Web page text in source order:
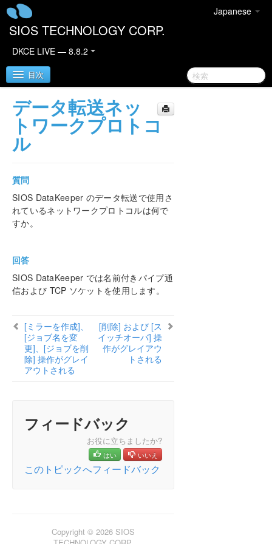
Japanese
SIOS TECHNOLOGY CORP.
DKCE LIVE — 8.8.2
目次
SIOS DataKeeper Cluster Edition
AWS で DataKeeper Cluster Edition をデプロイす
How to cluster SAP ASCS and ERS on Windows
複数の可用性ゾーン（AZ）にまたがるAzureでファイ
ル サーバー クラスターを構成する
DataKeeper Cluster Edition インストレーションガ
イド
テーション
ユーザインターフェース
コンポーネント
レプリケーションについて
構成
ユーザガイド
データ転送ネッ
トワークプロトコ
ル
質問
SIOS DataKeeper のデータ転送で使用さ
れているネットワークプロトコルは何で
すか。
回答
SIOS DataKeeper では名前付きパイプ通
信および TCP ソケットを使用します。
[ミラーを作成]、
[ジョブ名を変
更]、[ジョブを削
除] 操作がグレイ
アウトされる
[削除] および [ス
イッチオーバ] 操
作がグレイアウ
トされる
フィードバック
お役に立ちましたか?
はい いいえ
このトピックへフィードバック
Copyright © 2026 SIOS